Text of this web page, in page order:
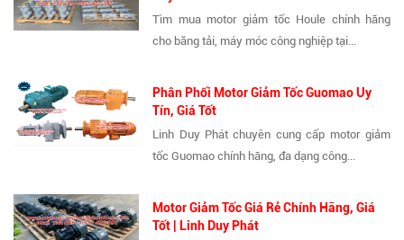
Tìm mua motor giảm tốc Houle chính hãng
cho băng tải, máy móc công nghiệp tại...
Phân Phối Motor Giảm Tốc Guomao Uy
Tín, Giá Tốt
Linh Duy Phát chuyên cung cấp motor giảm
tốc Guomao chính hãng, đa dạng công...
Motor Giảm Tốc Giá Rẻ Chính Hãng, Giá
Tốt | Linh Duy Phát